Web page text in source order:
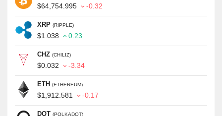
$64,754.995 -0.32
XRP (RIPPLE)
$1.038 0.23
CHZ (CHILIZ)
$0.032 -3.34
ETH (ETHEREUM)
$1,912.581 -0.17
DOT (POLKADOT)